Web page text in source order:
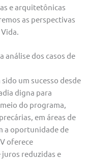
e arquitetônicas
as perspectivas
análise dos casos de
um sucesso desde
digna para
do programa,
em áreas de
a oportunidade de
oferece
reduzidas e